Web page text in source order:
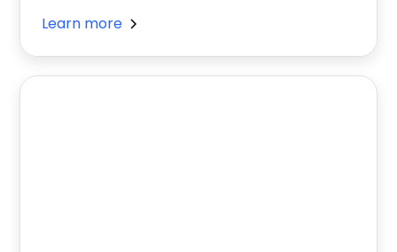
Learn more